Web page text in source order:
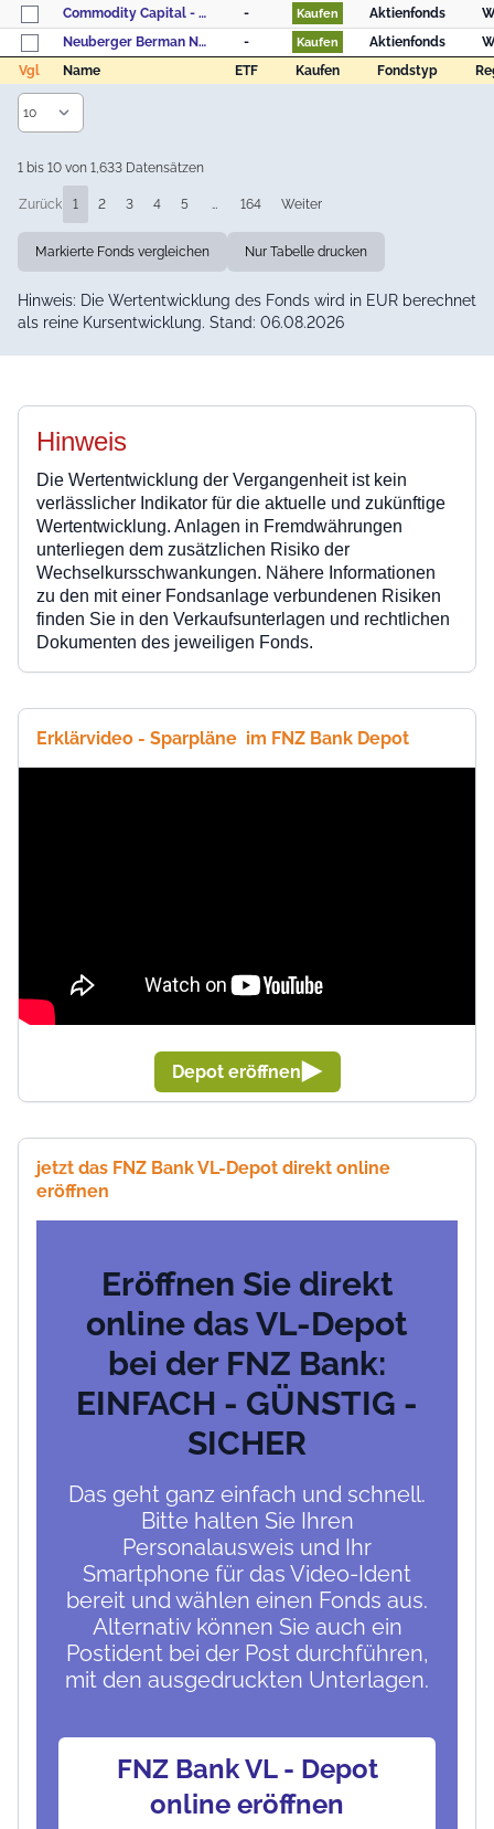
Vgl Name ETF Kaufen Fondstyp
Commodity Capital - Global Mining Fund CHF
- Kaufen Aktienfonds
Neuberger Berman Next Generation Connectivity Fund EUR A Accumulating Unhedged
- Kaufen Aktienfonds
Vgl
Name ETF Kaufen Fondstyp
1 bis 10 von 1,633 Datensätzen
Zurück 1 2 3 4 5 … 164 Weiter
Markierte Fonds vergleichen Nur Tabelle drucken
Hinweis: Die Wertentwicklung des Fonds wird in EUR berechnet
als reine Kursentwicklung. Stand: 06.08.2026
Hinweis
Die Wertentwicklung der Vergangenheit ist kein
verlässlicher Indikator für die aktuelle und zukünftige
Wertentwicklung. Anlagen in Fremdwährungen
unterliegen dem zusätzlichen Risiko der
Wechselkursschwankungen. Nähere Informationen
zu den mit einer Fondsanlage verbundenen Risiken
finden Sie in den Verkaufsunterlagen und rechtlichen
Dokumenten des jeweiligen Fonds.
Erklärvideo - Sparpläne im FNZ Bank Depot
Depot eröffnen
jetzt das FNZ Bank VL-Depot direkt online
eröffnen
Eröffnen Sie direkt
online das VL-Depot
bei der FNZ Bank:
EINFACH - GÜNSTIG -
SICHER
Das geht ganz einfach und schnell.
Bitte halten Sie Ihren
Personalausweis und Ihr
Smartphone für das Video-Ident
bereit und wählen einen Fonds aus.
Alternativ können Sie auch ein
Postident bei der Post durchführen,
mit den ausgedruckten Unterlagen.
FNZ Bank VL - Depot
online eröffnen